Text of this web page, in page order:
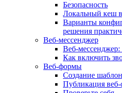
Безопасность
Локальный кеш в
Варианты
решения
Веб-мессенджер
Веб-мессенджер:
Как включить
Веб-формы
Создание
Публикация